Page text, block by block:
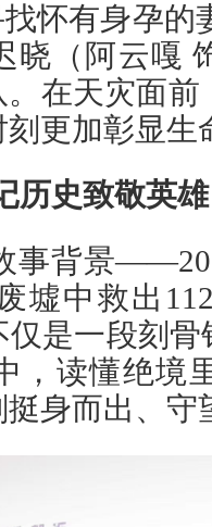
怀有身孕的
晓（阿云嘎
。在天灾面
更加彰显生
历史致敬英雄
事背景
墟中救出
仅是一段刻
，读懂绝境
身而出、守